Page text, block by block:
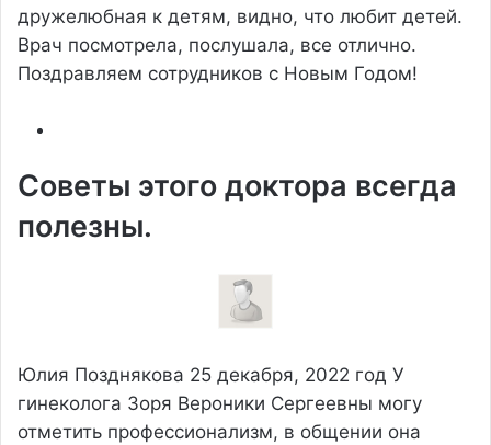
дружелюбная к детям, видно, что любит детей.
Врач посмотрела, послушала, все отлично.
Поздравляем сотрудников с Новым Годом!
Советы этого доктора всегда
полезны.
Юлия Позднякова 25 декабря, 2022 год У
гинеколога Зоря Вероники Сергеевны могу
отметить профессионализм, в общении она